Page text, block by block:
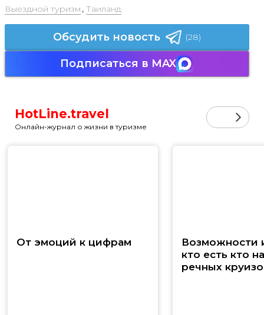
Выездной туризм , Таиланд
Обсудить новость (28)
Подписаться в MAX
HotLine.travel
Онлайн-журнал о жизни в туризме
От эмоций к цифрам
Возможности
кто есть кто
речных